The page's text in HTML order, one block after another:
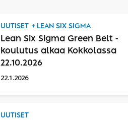
UUTISET LEAN SIX SIGMA
Lean Six Sigma Green Belt -
koulutus alkaa Kokkolassa
22.10.2026
22.1.2026
UUTISET